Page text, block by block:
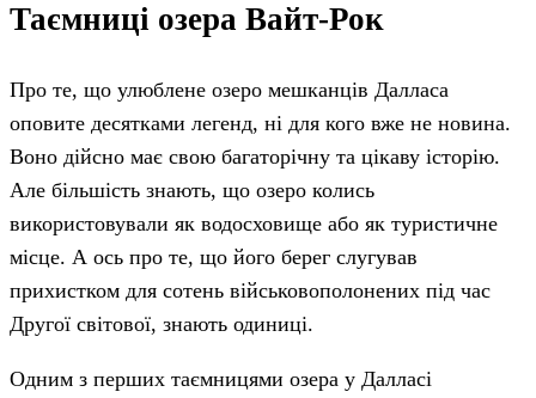
Таємниці озера Вайт-Рок
Про те, що улюблене озеро мешканців Далласа
оповите десятками легенд, ні для кого вже не новина.
Воно дійсно має свою багаторічну та цікаву історію.
Але більшість знають, що озеро колись
використовували як водосховище або як туристичне
місце. А ось про те, що його берег слугував
прихистком для сотень військовополонених під час
Другої світової, знають одиниці.
Одним з перших таємницями озера у Далласі